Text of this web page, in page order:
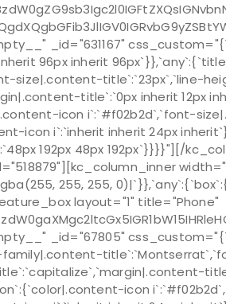
_id="631167"
96px inherit
size|.content-title`:`23px`,`line-
title`:`0px inherit 12px
icon i`:`#f02b2d`,`font-
icon i`:`inherit inherit 24px
192px 48px 192px`}}}}"][/
255, 255,
layout="1" title="Phone"
_id="67805"
icon